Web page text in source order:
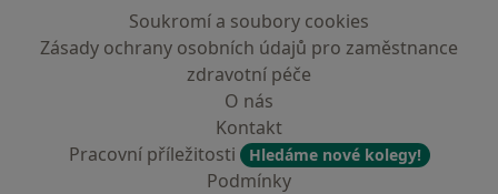
Soukromí a soubory cookies
Zásady ochrany osobních údajů pro zaměstnance
zdravotní péče
O nás
Kontakt
Pracovní příležitosti
Hledáme nové kolegy!
Podmínky